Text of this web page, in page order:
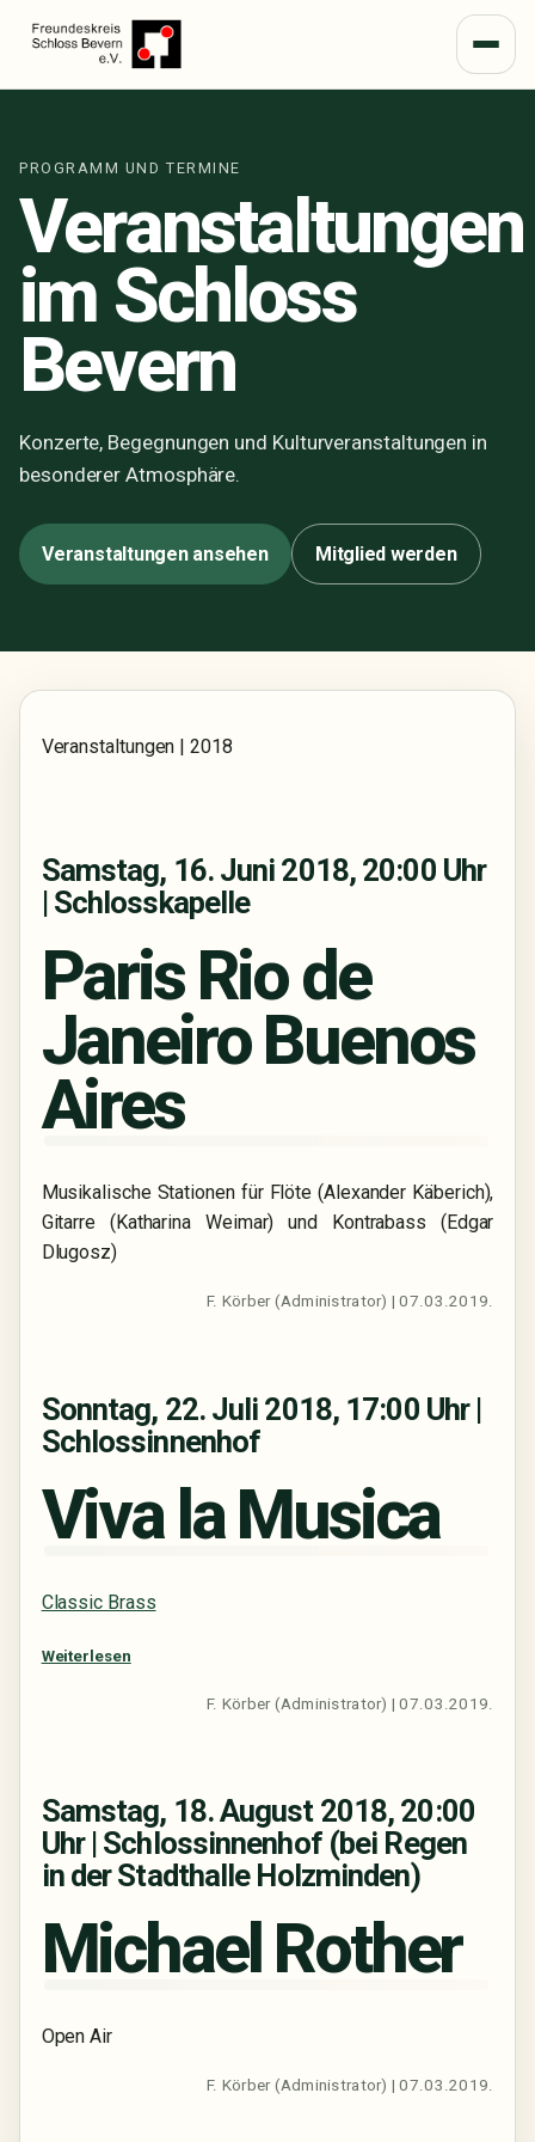
Menü
PROGRAMM UND TERMINE
Veranstaltungen
im Schloss
Bevern
Konzerte, Begegnungen und Kulturveranstaltungen in
besonderer Atmosphäre.
Veranstaltungen ansehen Mitglied werden
Veranstaltungen | 2018
Samstag, 16. Juni 2018, 20:00 Uhr
| Schlosskapelle
Paris Rio de
Janeiro Buenos
Aires
Musikalische Stationen für Flöte (Alexander Käberich),
Gitarre (Katharina Weimar) und Kontrabass (Edgar
Dlugosz)
F. Körber (Administrator) | 07.03.2019.
Sonntag, 22. Juli 2018, 17:00 Uhr |
Schlossinnenhof
Viva la Musica
Classic Brass
Weiterlesen
F. Körber (Administrator) | 07.03.2019.
Samstag, 18. August 2018, 20:00
Uhr | Schlossinnenhof (bei Regen
in der Stadthalle Holzminden)
Michael Rother
Open Air
F. Körber (Administrator) | 07.03.2019.